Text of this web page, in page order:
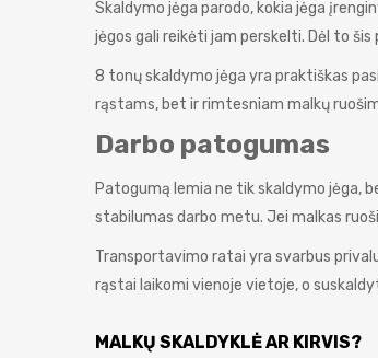
Skaldymo jėga parodo, kokia jėga
jėgos gali reikėti jam perskelti. Dėl to
8 tonų skaldymo jėga yra praktiškas
rąstams, bet ir rimtesniam malkų
Darbo patogumas
Patogumą lemia ne tik skaldymo jėga,
stabilumas darbo metu. Jei malkas
Transportavimo ratai yra svarbus
rąstai laikomi vienoje vietoje, o
MALKŲ SKALDYKLĖ AR KIRVIS?